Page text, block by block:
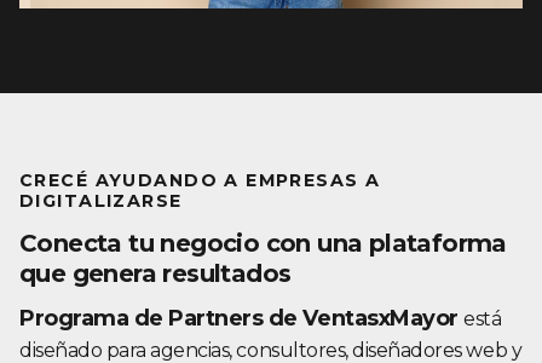
CRECÉ AYUDANDO A EMPRESAS A
DIGITALIZARSE
Conecta tu negocio con una plataforma
que genera resultados
Programa de Partners de VentasxMayorestá
diseñado para agencias, consultores, diseñadores web y